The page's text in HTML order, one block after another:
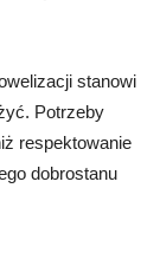
stanowi
Potrzeby
respektowanie
dobrostanu